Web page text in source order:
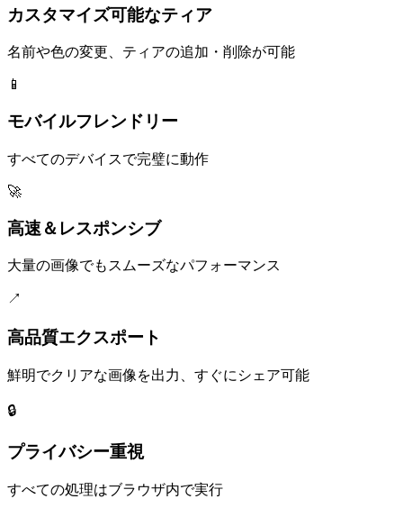
カスタマイズ可能なティア
名前や色の変更、ティアの追加・削除が可能
📱
モバイルフレンドリー
すべてのデバイスで完璧に動作
🚀
高速＆レスポンシブ
大量の画像でもスムーズなパフォーマンス
↗
高品質エクスポート
鮮明でクリアな画像を出力、すぐにシェア可能
🔒
プライバシー重視
すべての処理はブラウザ内で実行